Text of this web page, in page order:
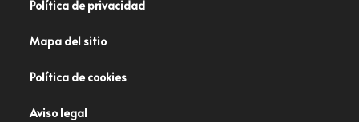
Política de privacidad
Mapa del sitio
Política de cookies
Aviso legal